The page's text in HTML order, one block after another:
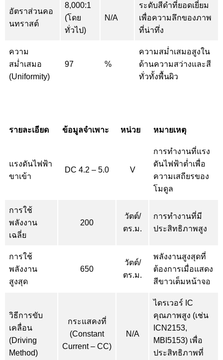
อัตราส่วนคอ
นทราสต์
8,000:1
(โดย
ทั่วไป)
N/A
ระดับสีดำที่ยอดเยี่ยม
เพื่อความลึกของภาพ
ที่น่าทึ่ง
ความ
สม่ำเสมอ
(Uniformity)
97 %
ความสม่ำเสมอสูงใน
ด้านความสว่างและสี
ทั่วทั้งพื้นผิว
รายละเอียด ข้อมูลจำเพาะ หน่วย หมายเหตุ
แรงดันไฟฟ้า
ขาเข้า
DC 4.2 – 5.0 V
การทำงานที่แรง
ดันไฟฟ้าต่ำเพื่อ
ความเสถียรของ
โมดูล
การใช้
พลังงาน
เฉลี่ย
200
วัตต์/
ตร.ม.
การทำงานที่มี
ประสิทธิภาพสูง
การใช้
พลังงาน
สูงสุด
650
วัตต์/
ตร.ม.
พลังงานสูงสุดที่
ต้องการเมื่อแสดง
สีขาวเต็มหน้าจอ
วิธีการขับ
เคลื่อน
(Driving
Method)
กระแสคงที่
(Constant
Current – CC)
N/A
ไดรเวอร์ IC
คุณภาพสูง (เช่น
ICN2153,
MBI5153) เพื่อ
ประสิทธิภาพที่